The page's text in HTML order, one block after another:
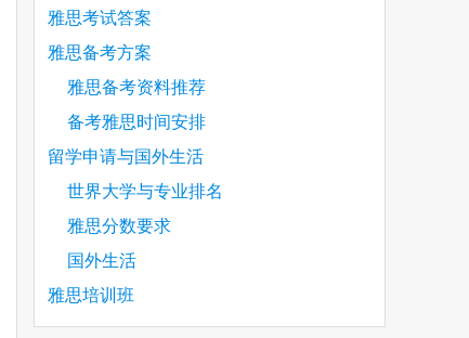
雅思考试答案
雅思备考方案
雅思备考资料推荐
备考雅思时间安排
留学申请与国外生活
世界大学与专业排名
雅思分数要求
国外生活
雅思培训班